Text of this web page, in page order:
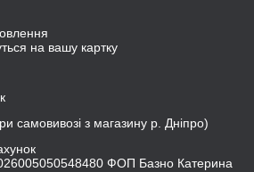
на вашу картку
самовивозі з магазину р. Дніпро)
ФОП Базно Катерина